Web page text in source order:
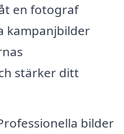
en fotograf
kampanjbilder
stärker ditt
bilder